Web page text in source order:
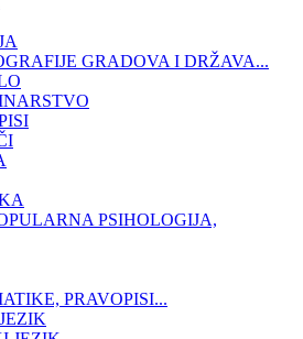
GRADOVA I DRŽAVA...
PSIHOLOGIJA,
PRAVOPISI...